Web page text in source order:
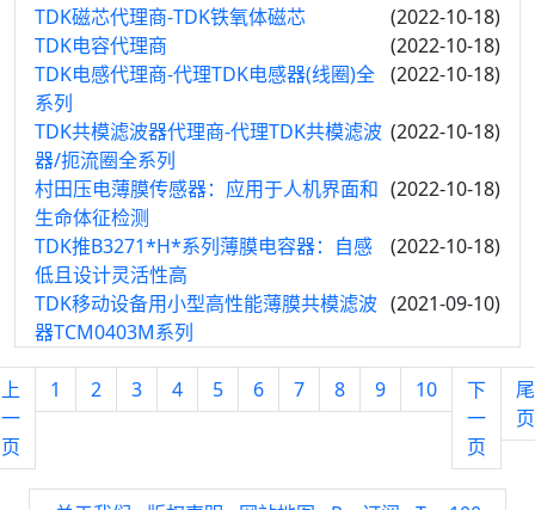
(2022-10-18)
TDK磁芯代理商-TDK铁氧体磁芯
(2022-10-18)
TDK电容代理商
(2022-10-18)
TDK电感代理商-代理TDK电感器(线圈)全
系列
(2022-10-18)
TDK共模滤波器代理商-代理TDK共模滤波
器/扼流圈全系列
(2022-10-18)
村田压电薄膜传感器：应用于人机界面和
生命体征检测
(2022-10-18)
TDK推B3271*H*系列薄膜电容器：自感
低且设计灵活性高
(2021-09-10)
TDK移动设备用小型高性能薄膜共模滤波
器TCM0403M系列
上
一
页
1 2 3 4 5 6 7 8 9 10
下
一
页
尾
页